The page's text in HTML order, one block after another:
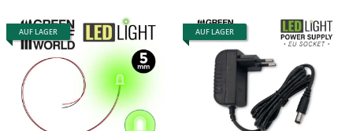
AUF LAGER AUF LAGER